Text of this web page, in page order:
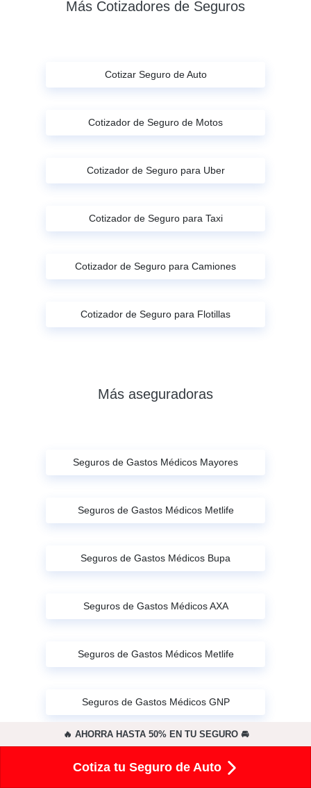
Más Cotizadores de Seguros
Cotizar Seguro de Auto
Cotizador de Seguro de Motos
Cotizador de Seguro para Uber
Cotizador de Seguro para Taxi
Cotizador de Seguro para Camiones
Cotizador de Seguro para Flotillas
Más aseguradoras
Seguros de Gastos Médicos Mayores
Seguros de Gastos Médicos Metlife
Seguros de Gastos Médicos Bupa
Seguros de Gastos Médicos AXA
Seguros de Gastos Médicos Metlife
Seguros de Gastos Médicos GNP
Seguro de Gastos Médicos Plan Seguro
🔥 AHORRA HASTA 50% EN TU SEGURO 🚘
Cotiza tu Seguro de Auto